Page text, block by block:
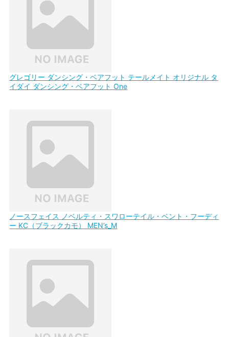
グレゴリー ダンシング・ベアフット テールメイト オリジナル タ
イダイ ダンシング・ベアフット One
ノースフェイス ノベルティ・スワローテイル・ベント・フーディ
ー KC（ブラックカモ） MEN’s_M